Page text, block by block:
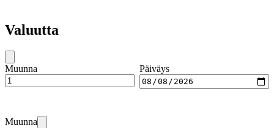
Valuutta
Muunna Päiväys
Muunna